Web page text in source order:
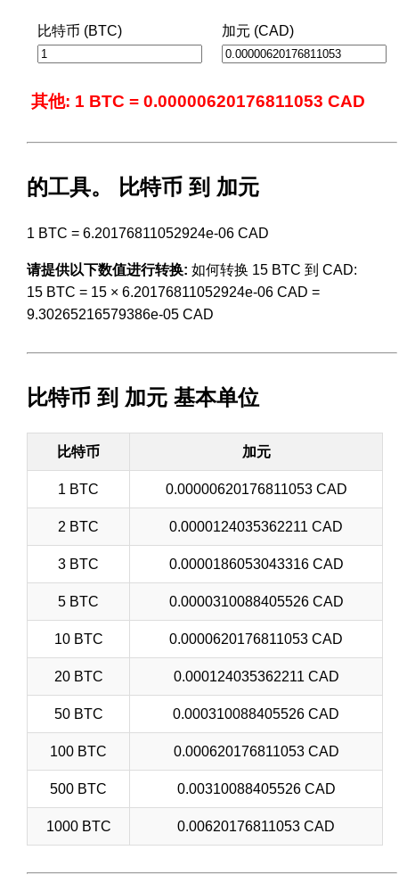
比特币 (BTC) 加元 (CAD)
其他: 1 BTC = 0.00000620176811053 CAD
的工具。 比特币 到 加元
1 BTC = 6.20176811052924e-06 CAD
请提供以下数值进行转换: 如何转换 15 BTC 到 CAD:
15 BTC = 15 × 6.20176811052924e-06 CAD =
9.30265216579386e-05 CAD
比特币 到 加元 基本单位
比特币 加元
1 BTC 0.00000620176811053 CAD
2 BTC 0.0000124035362211 CAD
3 BTC 0.0000186053043316 CAD
5 BTC 0.0000310088405526 CAD
10 BTC 0.0000620176811053 CAD
20 BTC 0.000124035362211 CAD
50 BTC 0.000310088405526 CAD
100 BTC 0.000620176811053 CAD
500 BTC 0.00310088405526 CAD
1000 BTC 0.00620176811053 CAD